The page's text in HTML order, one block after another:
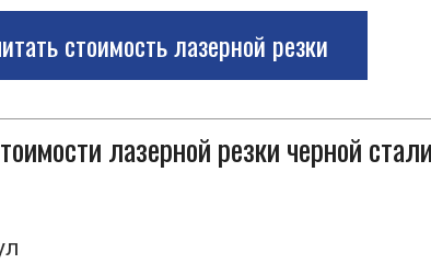
стоимость лазерной резки
лазерной резки черной